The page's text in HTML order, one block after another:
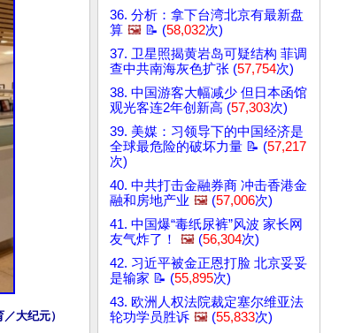
大纪元）
36. 分析：拿下台湾北京有最新盘
算 🖼️ 📝 (58,032次)
37. 卫星照揭黄岩岛可疑结构 菲调
查中共南海灰色扩张 (57,754次)
38. 中国游客大幅减少 但日本函馆
观光客连2年创新高 (57,303次)
39. 美媒：习领导下的中国经济是
全球最危险的破坏力量 📝 (57,217
次)
40. 中共打击金融券商 冲击香港金
融和房地产业 🖼️ (57,006次)
41. 中国爆“毒纸尿裤”风波 家长网
友气炸了！
🖼️ (56,304次)
42. 习近平被金正恩打脸 北京妥妥
是输家 📝 (55,895次)
43. 欧洲人权法院裁定塞尔维亚法
轮功学员胜诉 🖼️ (55,833次)